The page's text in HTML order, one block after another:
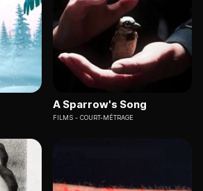
A Sparrow's Song
FILMS COURT-MÉTRAGE